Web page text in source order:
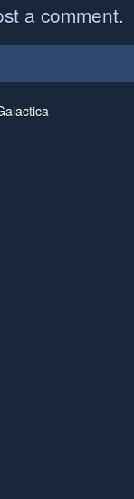
a comment.